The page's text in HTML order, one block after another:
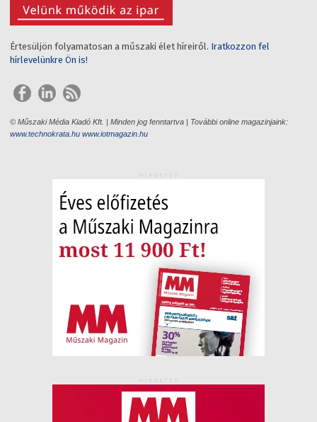
Értesüljön folyamatosan a műszaki élet híreiről. Iratkozzon fel
hírlevelünkre Ön is!
© Műszaki Média Kiadó Kft. | Minden jog fenntartva | További online magazinjaink:
www.technokrata.hu www.iotmagazin.hu
HIRDETÉS
HIRDETÉS